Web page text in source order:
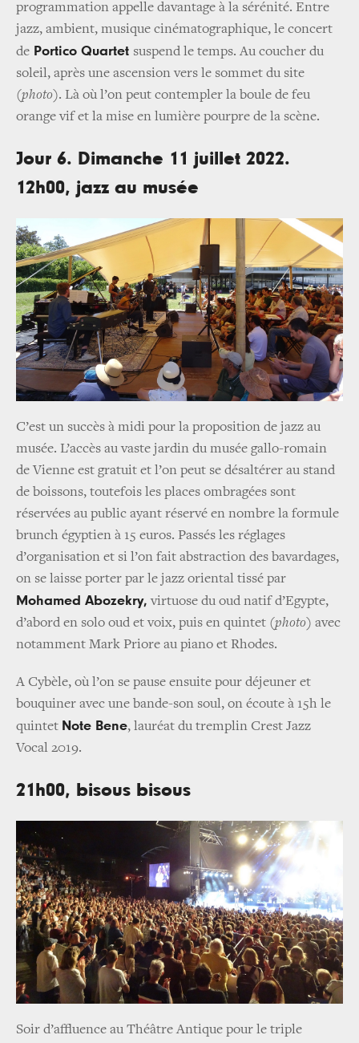
programmation appelle davantage à la sérénité. Entre
jazz, ambient, musique cinématographique, le concert
de Portico Quartet suspend le temps. Au coucher du
soleil, après une ascension vers le sommet du site
(photo). Là où l’on peut contempler la boule de feu
orange vif et la mise en lumière pourpre de la scène.
Jour 6. Dimanche 11 juillet 2022.
12h00, jazz au musée
C’est un succès à midi pour la proposition de jazz au
musée. L’accès au vaste jardin du musée gallo-romain
de Vienne est gratuit et l’on peut se désaltérer au stand
de boissons, toutefois les places ombragées sont
réservées au public ayant réservé en nombre la formule
brunch égyptien à 15 euros. Passés les réglages
d’organisation et si l’on fait abstraction des bavardages,
on se laisse porter par le jazz oriental tissé par
Mohamed Abozekry, virtuose du oud natif d’Egypte,
d’abord en solo oud et voix, puis en quintet (photo) avec
notamment Mark Priore au piano et Rhodes.
A Cybèle, où l’on se pause ensuite pour déjeuner et
bouquiner avec une bande-son soul, on écoute à 15h le
quintet Note Bene, lauréat du tremplin Crest Jazz
Vocal 2019.
21h00, bisous bisous
Soir d’affluence au Théâtre Antique pour le triple